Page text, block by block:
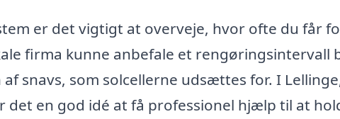
er det vigtigt at overveje, hvor ofte du får
firma kunne anbefale et rengøringsintervall
snavs, som solcellerne udsættes for. I
en god idé at få professionel hjælp til at